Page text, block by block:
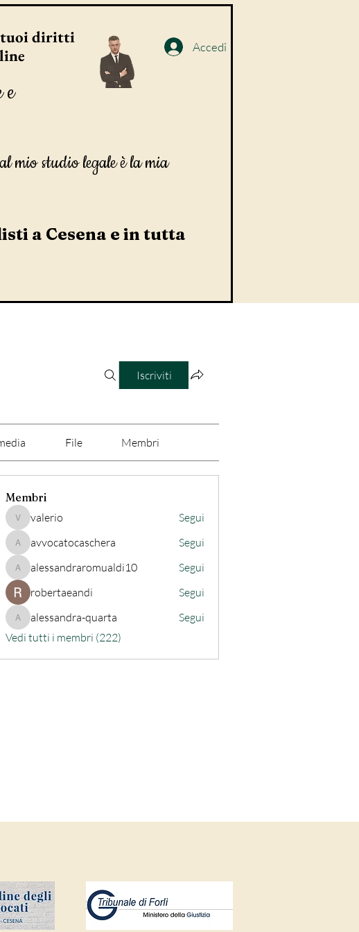
tuoi diritti
e
Accedi
mio studio legale è la mia
a Cesena e in tutta
Iscriviti
File Membri
Membri
valeriovalerio Segui
avvocatocaschera
avvocatocaschera Segui
alessandraromualdi10
alessandraromualdi10
Segui
robertaeandi
Segui
alessandra-quarta
alessandra-quarta
Segui
Vedi tutti i membri (222)